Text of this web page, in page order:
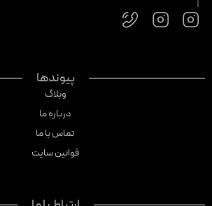
پیوندها
وبلاگ
درباره ما
تماس با ما
قوانین سایت